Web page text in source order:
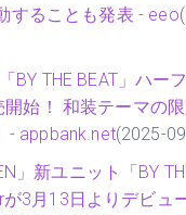
することも発表 - eeo
BY THE BEAT」ハー
始！ 和装テーマの
- appbank.net(2025-
」新ユニット「BY
3月13日よりデビュ